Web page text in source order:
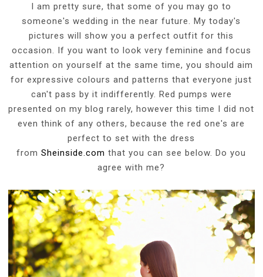
I am pretty sure, that some of you may go to
someone's wedding in the near future. My today's
pictures will show you a perfect outfit for this
occasion. If you want to look very feminine and focus
attention on yourself at the same time, you should aim
for expressive colours and patterns that everyone just
can't pass by it indifferently. Red pumps were
presented on my blog rarely, however this time I did not
even think of any others, because the red one's are
perfect to set with the dress
fromSheinside.com that you can see below. Do you
agree with me?